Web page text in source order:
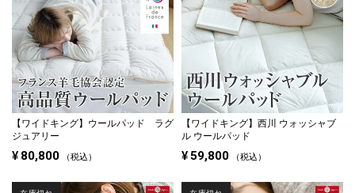
【ワイドキング】 ウールパッド ラグ
ジュアリー
¥ 80,800 税込
【ワイドキング】 西川 ウォッシャブ
ル ウールパッド
¥59,800 税込